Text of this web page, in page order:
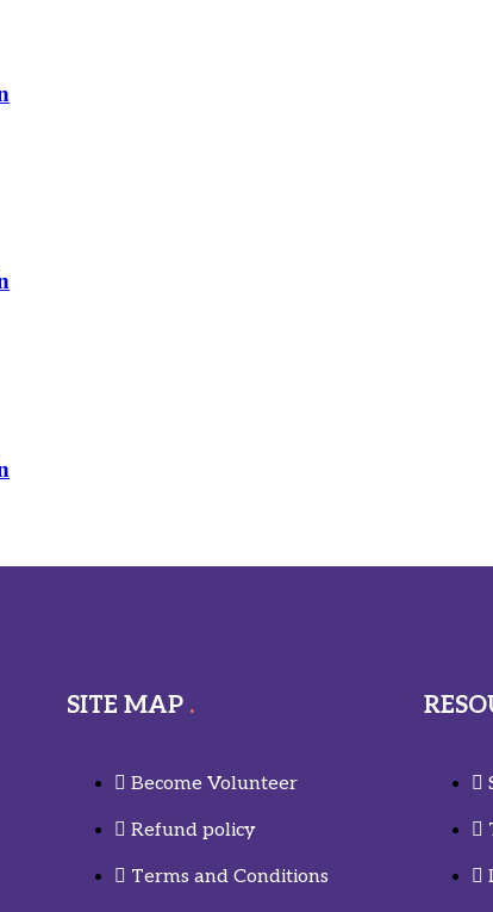
SITE MAP
Become Volunteer
Refund policy
Terms and Conditions